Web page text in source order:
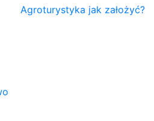
Agroturystyka jak założyć?